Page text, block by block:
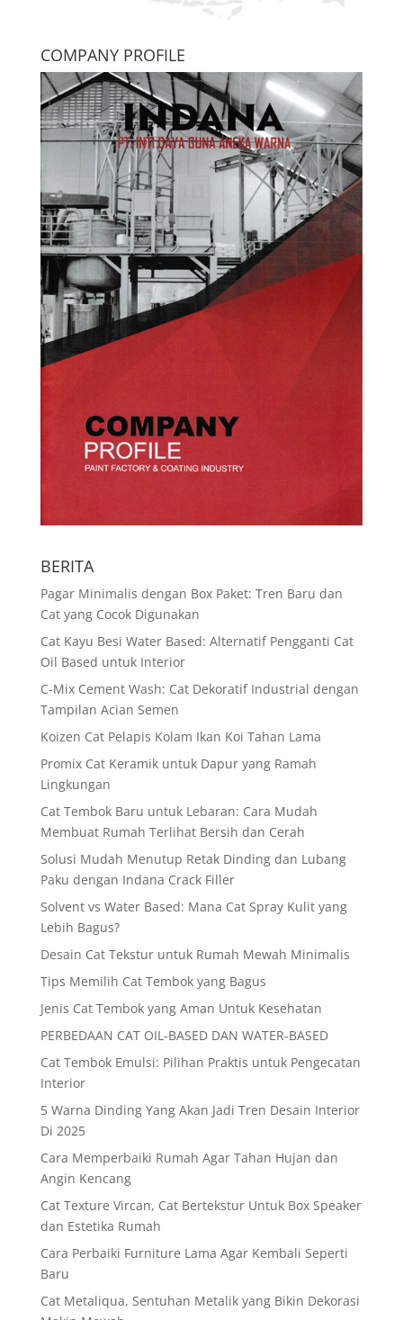
COMPANY PROFILE
BERITA
Pagar Minimalis dengan Box Paket: Tren Baru dan
Cat yang Cocok Digunakan
Cat Kayu Besi Water Based: Alternatif Pengganti Cat
Oil Based untuk Interior
C-Mix Cement Wash: Cat Dekoratif Industrial dengan
Tampilan Acian Semen
Koizen Cat Pelapis Kolam Ikan Koi Tahan Lama
Promix Cat Keramik untuk Dapur yang Ramah
Lingkungan
Cat Tembok Baru untuk Lebaran: Cara Mudah
Membuat Rumah Terlihat Bersih dan Cerah
Solusi Mudah Menutup Retak Dinding dan Lubang
Paku dengan Indana Crack Filler
Solvent vs Water Based: Mana Cat Spray Kulit yang
Lebih Bagus?
Desain Cat Tekstur untuk Rumah Mewah Minimalis
Tips Memilih Cat Tembok yang Bagus
Jenis Cat Tembok yang Aman Untuk Kesehatan
PERBEDAAN CAT OIL-BASED DAN WATER-BASED
Cat Tembok Emulsi: Pilihan Praktis untuk Pengecatan
Interior
5 Warna Dinding Yang Akan Jadi Tren Desain Interior
Di 2025
Cara Memperbaiki Rumah Agar Tahan Hujan dan
Angin Kencang
Cat Texture Vircan, Cat Bertekstur Untuk Box Speaker
dan Estetika Rumah
Cara Perbaiki Furniture Lama Agar Kembali Seperti
Baru
Cat Metaliqua, Sentuhan Metalik yang Bikin Dekorasi